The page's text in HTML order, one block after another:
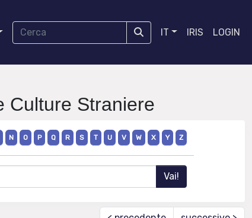
IT IRIS LOGIN
Culture Straniere
N O P Q R S T U V W X Y Z